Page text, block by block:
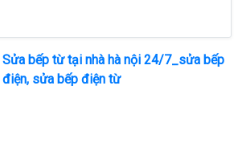
Sửa bếp từ tại nhà hà nội 24/7_sửa bếp
điện, sửa bếp điện từ